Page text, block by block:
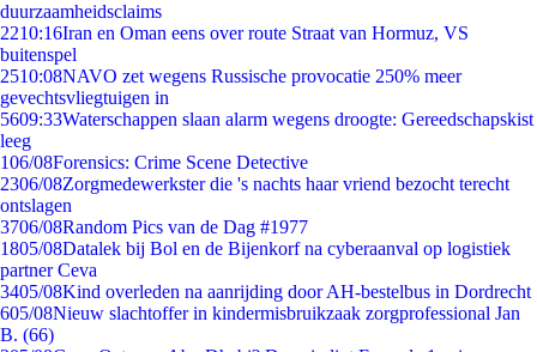
duurzaamheidsclaims
2210:16Iran en Oman eens over route Straat van Hormuz, VS
buitenspel
2510:08NAVO zet wegens Russische provocatie 250% meer
gevechtsvliegtuigen in
5609:33Waterschappen slaan alarm wegens droogte: Gereedschapskist
leeg
106/08Forensics: Crime Scene Detective
2306/08Zorgmedewerkster die 's nachts haar vriend bezocht terecht
ontslagen
3706/08Random Pics van de Dag #1977
1805/08Datalek bij Bol en de Bijenkorf na cyberaanval op logistiek
partner Ceva
3405/08Kind overleden na aanrijding door AH-bestelbus in Dordrecht
605/08Nieuw slachtoffer in kindermisbruikzaak zorgprofessional Jan
B. (66)